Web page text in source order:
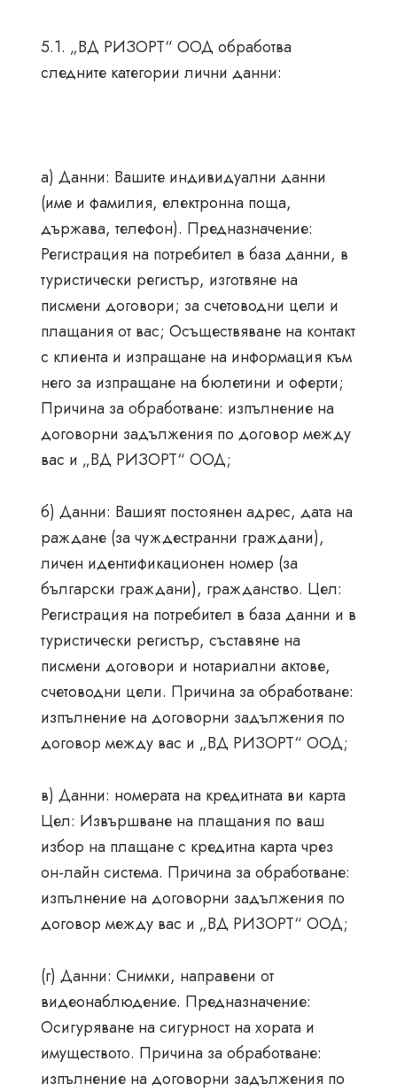
5.1. „ВД РИЗОРТ“ ООД обработва
следните категории лични данни:
а) Данни: Вашите индивидуални данни
(име и фамилия, електронна поща,
държава, телефон). Предназначение:
Регистрация на потребител в база данни, в
туристически регистър, изготвяне на
писмени договори; за счетоводни цели и
плащания от вас; Осъществяване на контакт
с клиента и изпращане на информация към
него за изпращане на бюлетини и оферти;
Причина за обработване: изпълнение на
договорни задължения по договор между
вас и „ВД РИЗОРТ“ ООД;
б) Данни: Вашият постоянен адрес, дата на
раждане (за чуждестранни граждани),
личен идентификационен номер (за
български граждани), гражданство. Цел:
Регистрация на потребител в база данни и в
туристически регистър, съставяне на
писмени договори и нотариални актове,
счетоводни цели. Причина за обработване:
изпълнение на договорни задължения по
договор между вас и „ВД РИЗОРТ“ ООД;
в) Данни: номерата на кредитната ви карта
Цел: Извършване на плащания по ваш
избор на плащане с кредитна карта чрез
он-лайн система. Причина за обработване:
изпълнение на договорни задължения по
договор между вас и „ВД РИЗОРТ“ ООД;
(г) Данни: Снимки, направени от
видеонаблюдение. Предназначение:
Осигуряване на сигурност на хората и
имуществото. Причина за обработване:
изпълнение на договорни задължения по